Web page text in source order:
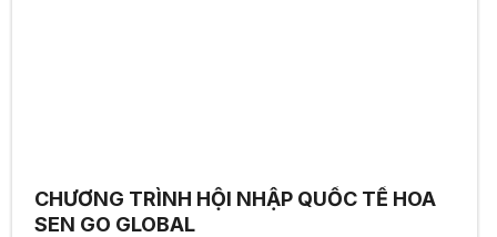
CHƯƠNG TRÌNH HỘI NHẬP QUỐC TẾ HOA
SEN GO GLOBAL